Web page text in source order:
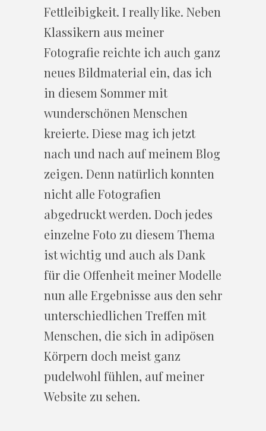
Fettleibigkeit. I really like. Neben
Klassikern aus meiner
Fotografie reichte ich auch ganz
neues Bildmaterial ein, das ich
in diesem Sommer mit
wunderschönen Menschen
kreierte. Diese mag ich jetzt
nach und nach auf meinem Blog
zeigen. Denn natürlich konnten
nicht alle Fotografien
abgedruckt werden. Doch jedes
einzelne Foto zu diesem Thema
ist wichtig und auch als Dank
für die Offenheit meiner Modelle
nun alle Ergebnisse aus den sehr
unterschiedlichen Treffen mit
Menschen, die sich in adipösen
Körpern doch meist ganz
pudelwohl fühlen, auf meiner
Website zu sehen.